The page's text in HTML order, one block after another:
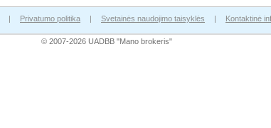
| Privatumo politika | Svetainės naudojimo taisyklės | Kontaktinė
© 2007-2026 UADBB "Mano brokeris"